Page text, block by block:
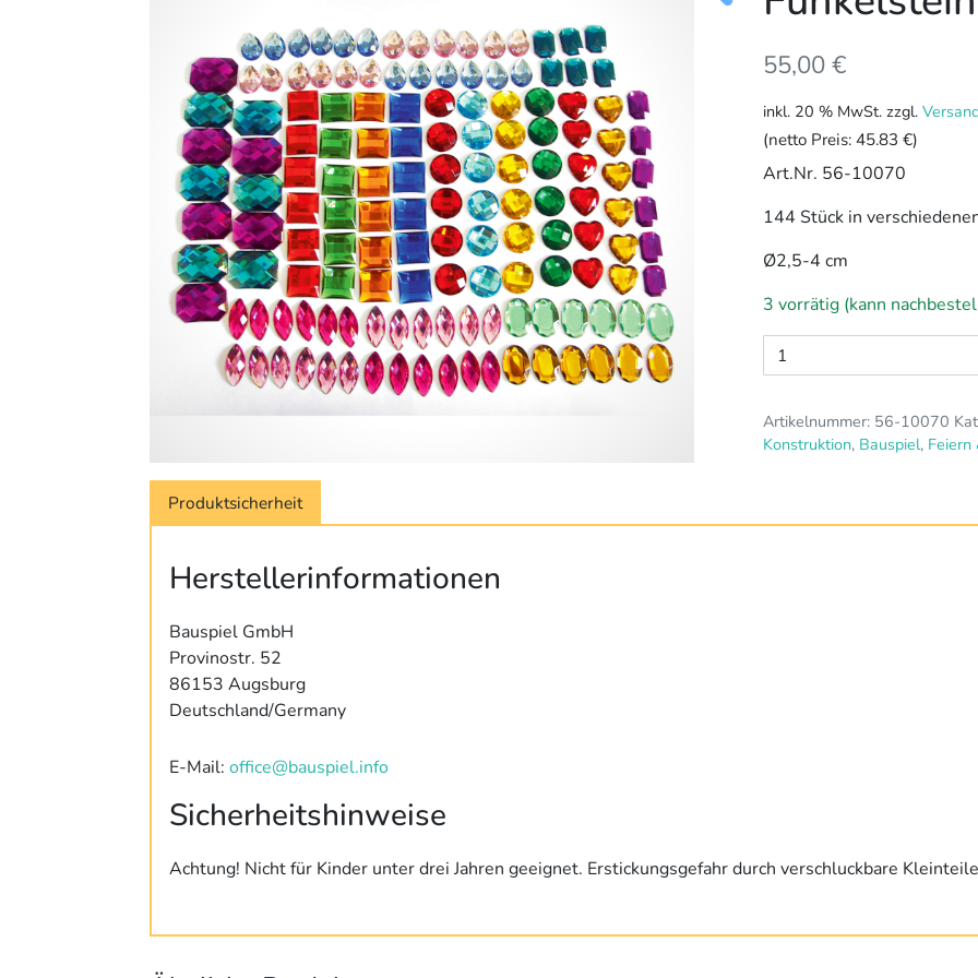
55,00€
inkl. 20 % MwSt. zzgl.
(netto Preis: 45.83 €)
Art.Nr. 56-10070
144 Stück in
Ø2,5-4 cm
3 vorrätig (kann
Funkelsteine
glänzend
Artikelnummer: 56-10070
Konstruktion, Bauspiel, Feiern
Produktsicherheit
Herstellerinformationen
Bauspiel GmbH
Provinostr. 52
86153 Augsburg
Deutschland/Germany
E-Mail: office@bauspiel.info
Sicherheitshinweise
Achtung! Nicht für Kinder unter drei Jahren geeignet. Erstickungsgefahr durch verschluckbare